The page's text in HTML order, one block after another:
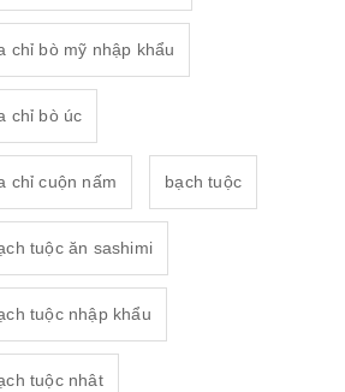
chỉ bò mỹ nhập khẩu
chỉ bò úc
chỉ cuộn nấm bạch tuộc
tuộc ăn sashimi
tuộc nhập khẩu
tuộc nhât